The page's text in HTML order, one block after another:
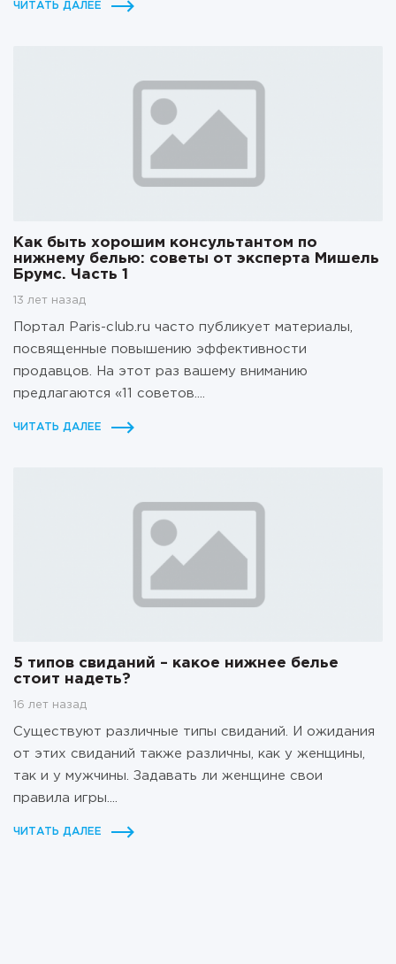
ЧИТАТЬ ДАЛЕЕ
Как быть хорошим консультантом по
нижнему белью: советы от эксперта Мишель
Брумс. Часть 1
13 лет назад
Портал Paris-club.ru часто публикует материалы,
посвященные повышению эффективности
продавцов. На этот раз вашему вниманию
предлагаются «11 советов....
ЧИТАТЬ ДАЛЕЕ
5 типов свиданий – какое нижнее белье
стоит надеть?
16 лет назад
Существуют различные типы свиданий. И ожидания
от этих свиданий также различны, как у женщины,
так и у мужчины. Задавать ли женщине свои
правила игры....
ЧИТАТЬ ДАЛЕЕ